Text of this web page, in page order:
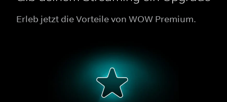
Erleb jetzt die Vorteile von WOW Premium.